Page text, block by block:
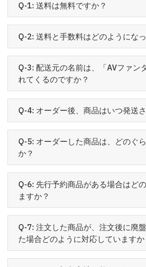
Q-1: 送料は無料ですか？
Q-2: 送料と手数料はどのようにな
Q-3: 配送元の名前は、「AVファン
れてくるのですか？
Q-4: オーダー後、商品はいつ発送
Q-5: オーダーした商品は、どのぐ
か？
Q-6: 先行予約商品がある場合はど
ますか？
Q-7: 注文した商品が、注文後に廃
た場合どのように対応していますか